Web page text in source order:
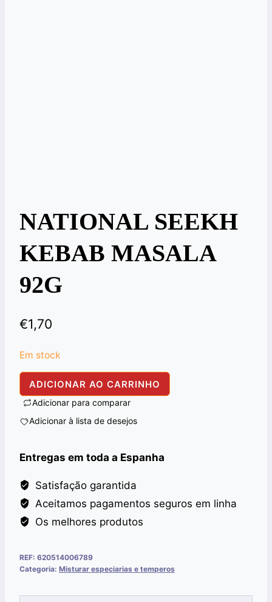
NATIONAL SEEKH
KEBAB MASALA
92G
€1,70
Em stock
Quantidade
de
SEEKH
MASALA
92G
ADICIONAR AO CARRINHO
Adicionar para comparar
Adicionar à lista de desejos
Entregas em toda a Espanha
Satisfação garantida
Aceitamos pagamentos seguros em linha
Os melhores produtos
REF: 620514006789
Categoria: Misturar especiarias e temperos